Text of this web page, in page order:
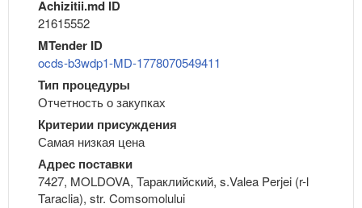
Achizitii.md ID
21615552
MTender ID
ocds-b3wdp1-MD-1778070549411
Тип процедуры
Отчетность о закупках
Критерии присуждения
Самая низкая цена
Адрес поставки
7427, MOLDOVA, Тараклийский, s.Valea Perjei (r-l
Taraclia), str. Comsomolului